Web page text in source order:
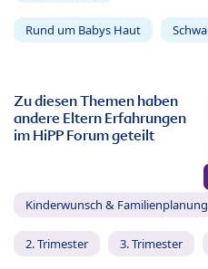
Rund um Babys Haut
Zu diesen Themen haben
andere Eltern Erfahrungen
im HiPP Forum geteilt
Kinderwunsch & Familienplanung
2. Trimester 3. Trimester